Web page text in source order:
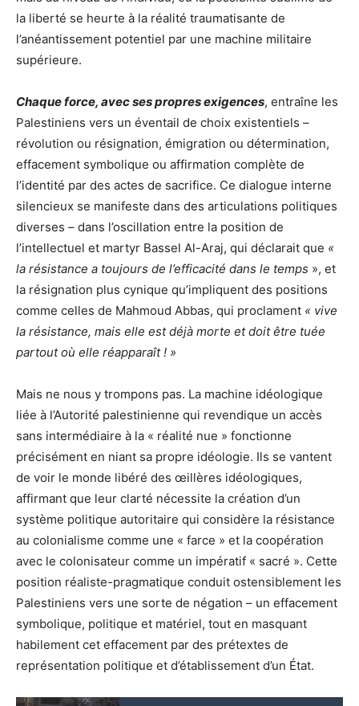
la liberté se heurte à la réalité traumatisante de
l’anéantissement potentiel par une machine militaire
supérieure.
Chaque force, avec ses propres exigences, entraîne les
Palestiniens vers un éventail de choix existentiels –
révolution ou résignation, émigration ou détermination,
effacement symbolique ou affirmation complète de
l’identité par des actes de sacrifice. Ce dialogue interne
silencieux se manifeste dans des articulations politiques
diverses – dans l’oscillation entre la position de
l’intellectuel et martyr Bassel Al-Araj, qui déclarait que «
la résistance a toujours de l’efficacité dans le temps », et
la résignation plus cynique qu’impliquent des positions
comme celles de Mahmoud Abbas, qui proclament « vive
la résistance, mais elle est déjà morte et doit être tuée
partout où elle réapparaît ! »
Mais ne nous y trompons pas. La machine idéologique
liée à l’Autorité palestinienne qui revendique un accès
sans intermédiaire à la « réalité nue » fonctionne
précisément en niant sa propre idéologie. Ils se vantent
de voir le monde libéré des œillères idéologiques,
affirmant que leur clarté nécessite la création d’un
système politique autoritaire qui considère la résistance
au colonialisme comme une « farce » et la coopération
avec le colonisateur comme un impératif « sacré ». Cette
position réaliste-pragmatique conduit ostensiblement les
Palestiniens vers une sorte de négation – un effacement
symbolique, politique et matériel, tout en masquant
habilement cet effacement par des prétextes de
représentation politique et d’établissement d’un État.